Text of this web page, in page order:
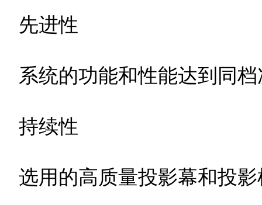
先进性
系统的功能和性能达到同
持续性
选用的高质量投影幕和投